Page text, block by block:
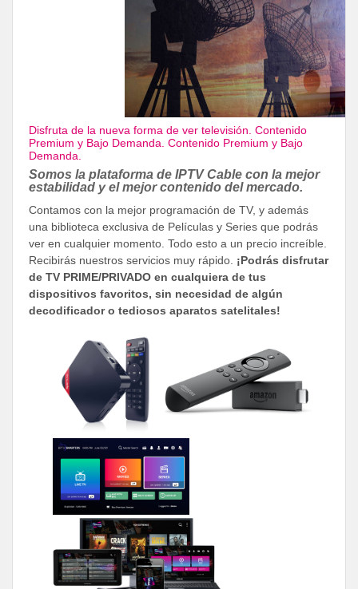
Disfruta de la nueva forma de ver televisión. Contenido
Premium y Bajo Demanda. Contenido Premium y Bajo
Demanda.
Somos la plataforma de IPTV Cable con la mejor
estabilidad y el mejor contenido del mercado.
Contamos con la mejor programación de TV, y además
una biblioteca exclusiva de Películas y Series que podrás
ver en cualquier momento. Todo esto a un precio increíble.
Recibirás nuestros servicios muy rápido. ¡Podrás disfrutar
de TV PRIME/PRIVADO en cualquiera de tus
dispositivos favoritos, sin necesidad de algún
decodificador o tediosos aparatos satelitales!